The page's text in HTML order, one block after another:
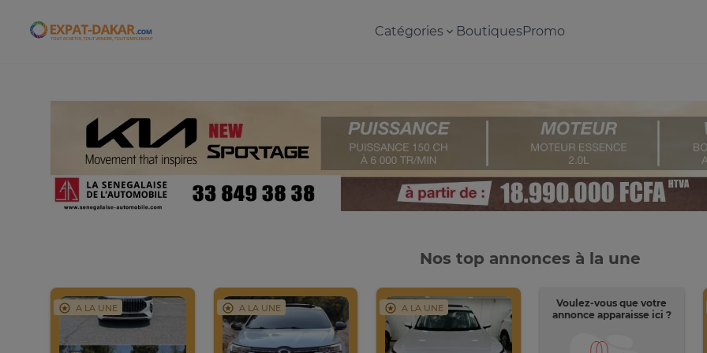
Expat-Dakar Catégories BoutiquesPromo
Nos top annonces à la une
A LA UNE A LA UNE A LA UNE
Voulez-vous que votre
annonce apparaisse ici ?